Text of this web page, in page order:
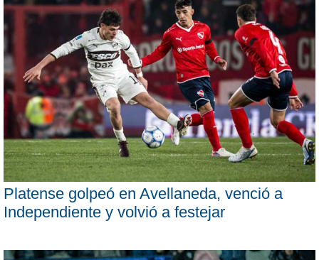
Platense golpeó en Avellaneda, venció a
Independiente y volvió a festejar